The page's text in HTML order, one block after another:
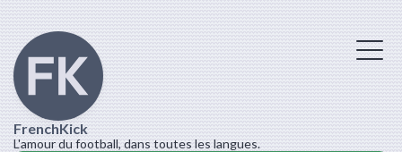
FrenchKick
L'amour du football, dans toutes les langues.